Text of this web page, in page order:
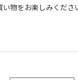
物をお楽しみくださ